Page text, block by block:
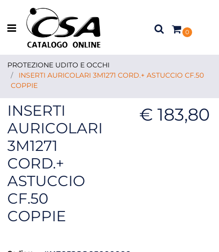
Open menu
0
PROTEZIONE UDITO E OCCHI
INSERTI AURICOLARI 3M1271 CORD.+ ASTUCCIO CF.50
COPPIE
INSERTI
AURICOLARI
3M1271
CORD.+
ASTUCCIO
CF.50
COPPIE
€ 183,80